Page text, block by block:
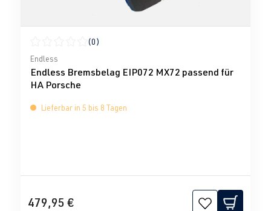
Durchschnittliche Bewertung von 0 von 5 Sternen
(0)
Endless
Endless Bremsbelag EIP072 MX72 passend für
HA Porsche
Lieferbar in 5 bis 8 Tagen
479,95 €